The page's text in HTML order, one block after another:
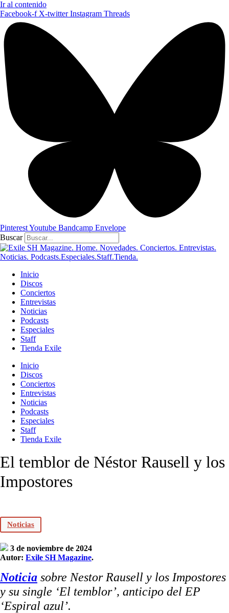
Ir al contenido
Facebook-f X-twitter Instagram Threads
PinterestYoutube Bandcamp Envelope
Buscar
Inicio
Discos
Conciertos
Entrevistas
Noticias
Podcasts
Especiales
Staff
Tienda Exile
Inicio
Discos
Conciertos
Entrevistas
Noticias
Podcasts
Especiales
Staff
Tienda Exile
El temblor de Néstor Rausell y los
Impostores
Noticias
3 de noviembre de 2024
Autor: Exile SH Magazine.
Noticia sobre Nestor Rausell y los Impostores
y su single ‘El temblor’, anticipo del EP
‘Espiral azul’.